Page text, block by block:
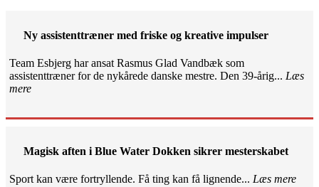
Ny assistenttræner med friske og kreative impulser
Team Esbjerg har ansat Rasmus Glad Vandbæk som
assistenttræner for de nykårede danske mestre. Den 39-årig... Læs
mere
Magisk aften i Blue Water Dokken sikrer mesterskabet
Sport kan være fortryllende. Få ting kan få lignende... Læs mere